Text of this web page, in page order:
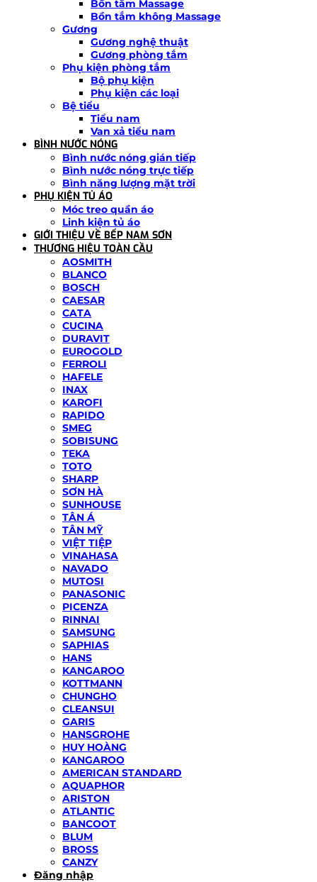
Bồn tắm Massage
Bồn tắm không Massage
Gương
Gương nghệ thuật
Gương phòng tắm
Phụ kiện phòng tắm
Bộ phụ kiện
Phụ kiện các loại
Bệ tiểu
Tiểu nam
Van xả tiểu nam
BÌNH NƯỚC NÓNG
Bình nước nóng gián tiếp
Bình nước nóng trực tiếp
Bình năng lượng mặt trời
PHỤ KIỆN TỦ ÁO
Móc treo quần áo
Linh kiện tủ áo
GIỚI THIỆU VỀ BẾP NAM SƠN
THƯƠNG HIỆU TOÀN CẦU
AOSMITH
BLANCO
BOSCH
CAESAR
CATA
CUCINA
DURAVIT
EUROGOLD
FERROLI
HAFELE
INAX
KAROFI
RAPIDO
SMEG
SOBISUNG
TEKA
TOTO
SHARP
SƠN HÀ
SUNHOUSE
TÂN Á
TÂN MỸ
VIỆT TIỆP
VINAHASA
NAVADO
MUTOSI
PANASONIC
PICENZA
RINNAI
SAMSUNG
SAPHIAS
HANS
KANGAROO
KOTTMANN
CHUNGHO
CLEANSUI
GARIS
HANSGROHE
HUY HOÀNG
KANGAROO
AMERICAN STANDARD
AQUAPHOR
ARISTON
ATLANTIC
BANCOOT
BLUM
BROSS
CANZY
Đăng nhập